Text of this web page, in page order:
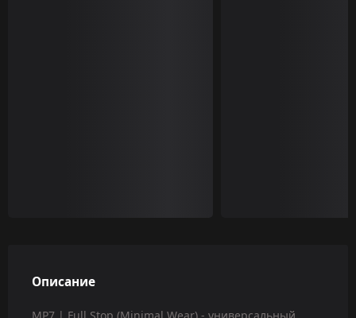
Описание
MP7 | Full Stop (Minimal Wear) - универсальный